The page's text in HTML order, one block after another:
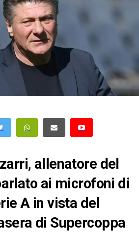
allenatore del
ai microfoni di
A in vista del
di Supercoppa